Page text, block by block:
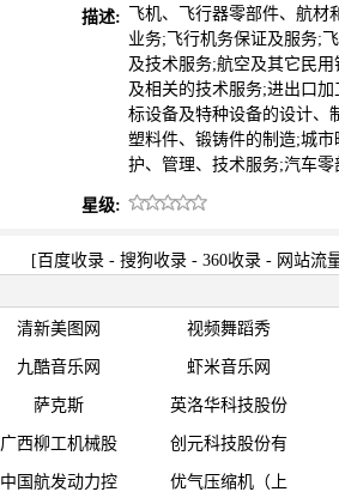
描述:
飞机、飞行器零部件、航
业务;飞行机务保证及服务;
及技术服务;航空及其它民
及相关的技术服务;进出口
标设备及特种设备的设计、
塑料件、锻铸件的制造;城
护、管理、技术服务;汽车
星级:
[ 百度收录 - 搜狗收录 - 360收录 - 网站流
清新美图网 视频舞蹈秀
九酷音乐网 虾米音乐网
萨克斯 英洛华科技股份
广西柳工机械股 创元科技股份有
中国航发动力控
优气压缩机（上